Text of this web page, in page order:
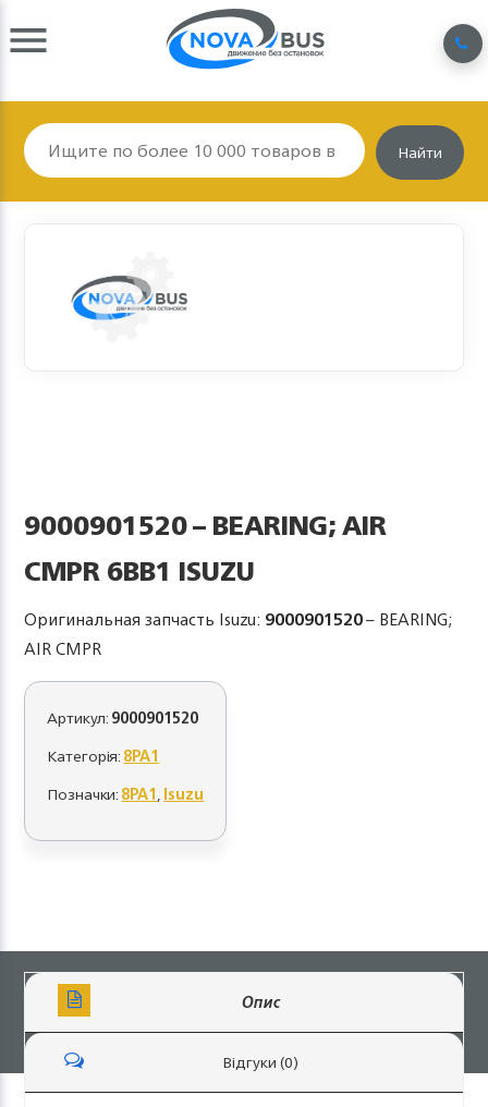
Найти
9000901520 – BEARING; AIR
CMPR 6BB1 ISUZU
Оригинальная запчасть Isuzu: 9000901520– BEARING;
AIR CMPR
Артикул:9000901520
Категорія:8PA1
Позначки:8PA1,Isuzu
Опис
Відгуки (0)